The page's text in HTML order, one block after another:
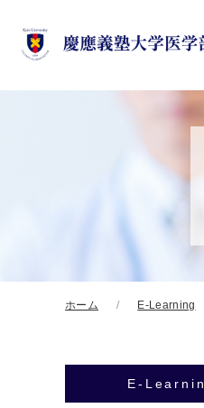
ホーム E-Learning
E-